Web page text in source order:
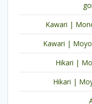
Kawari |
Kawari |
Hikari |
Hikari |